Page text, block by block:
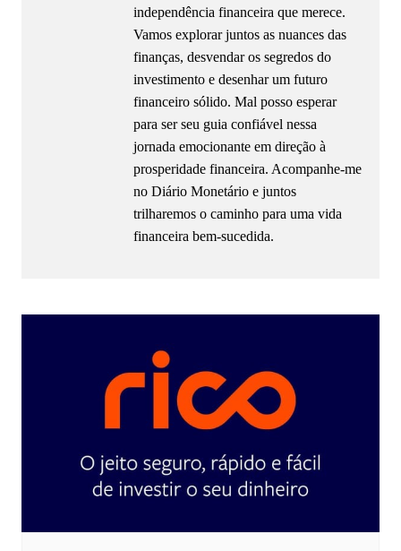
independência financeira que merece.
Vamos explorar juntos as nuances das
finanças, desvendar os segredos do
investimento e desenhar um futuro
financeiro sólido. Mal posso esperar
para ser seu guia confiável nessa
jornada emocionante em direção à
prosperidade financeira. Acompanhe-me
no Diário Monetário e juntos
trilharemos o caminho para uma vida
financeira bem-sucedida.